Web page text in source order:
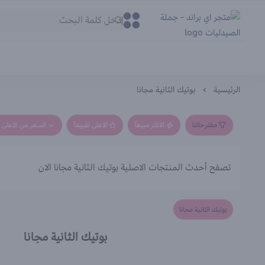
متجر اي براند - جملة الصيدليات
0
0
الرئيسية بوتيك الثانية مجانا
مقترحاتنا الاكثر مبيعاً الاعلى تقييماً السعر من الاعلى
تصفح أحدث المنتجات الاصلية بوتيك الثانية مجانا الان
بوتيك الثانية مجانا
بوتيك الثانية مجانا